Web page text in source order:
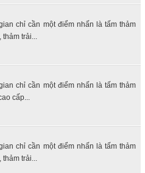
chỉ cần một điểm nhấn là tấm thảm
thảm trải...
chỉ cần một điểm nhấn là tấm thảm
cấp...
chỉ cần một điểm nhấn là tấm thảm
thảm trải...